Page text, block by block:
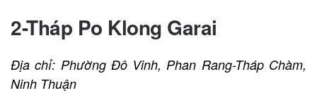
2-Tháp Po Klong Garai
Địa chỉ: Phường Đô Vinh, Phan Rang-Tháp Chàm,
Ninh Thuận